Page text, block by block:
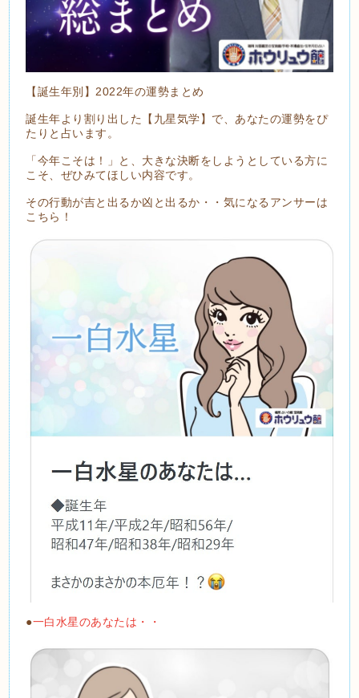
【誕生年別】2022年の運勢まとめ
誕生年より割り出した【九星気学】で、あなたの運勢をぴ
たりと占います。
「今年こそは！」と、大きな決断をしようとしている方に
こそ、ぜひみてほしい内容です。
その行動が吉と出るか凶と出るか・・気になるアンサーは
こちら！
●一白水星のあなたは・・